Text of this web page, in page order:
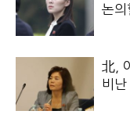
논의
北,
비